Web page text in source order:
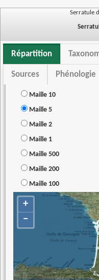
Serratule
Répartition
Sources Phénologie
Maille 10
Maille 5
Maille 2
Maille 1
Maille 500
Maille 200
Maille 100
+
−